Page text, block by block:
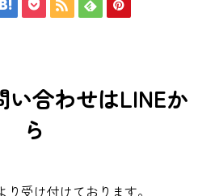
    
い合わせはLINEか
ら
り受け付けております。